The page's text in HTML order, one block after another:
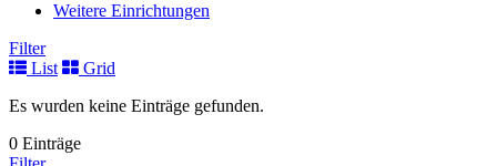
Weitere Einrichtungen
Filter
List
Grid
Es wurden keine Einträge gefunden.
0 Einträge